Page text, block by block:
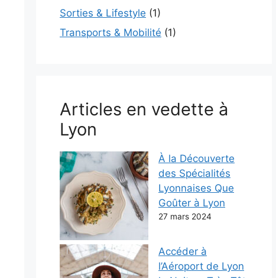
Sorties & Lifestyle (1)
Transports & Mobilité (1)
Articles en vedette à
Lyon
À la Découverte
des Spécialités
Lyonnaises Que
Goûter à Lyon
27 mars 2024
Accéder à
l’Aéroport de Lyon